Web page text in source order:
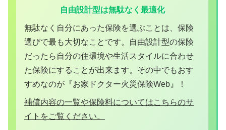
自由設計型は無駄なく最適化
無駄なく自分にあった保険を選ぶことは、保険
選びで最も大切なことです。自由設計型の保険
だったら自分の住環境や生活スタイルに合わせ
た保険にすることが出来ます。その中でもおす
すめなのが『お家ドクター火災保険Web』！
補償内容の一覧や保険料についてはこちらのサ
イトをご覧ください。